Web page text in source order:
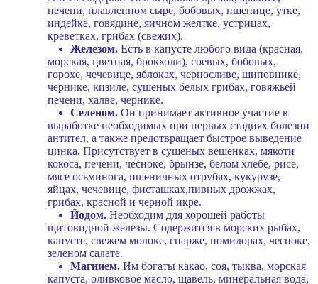
печени, плавленном сыре, бобовых, пшенице, утке,
индейке, говядине, яичном желтке, устрицах,
креветках, грибах (свежих).
Железом.Есть в капусте любого вида (красная,
морская, цветная, брокколи), соевых, бобовых,
горохе, чечевице, яблоках, черносливе, шиповнике,
чернике, кизиле, сушеных белых грибах, говяжьей
печени, халве, чернике.
Селеном.Он принимает активное участие в
выработке необходимых при первых стадиях болезни
антител, а также предотвращает быстрое выведение
цинка. Присутствует в сушеных вешенках, мякоти
кокоса, печени, чесноке, брынзе, белом хлебе, рисе,
мясе осьминога, пшеничных отрубях, кукурузе,
яйцах, чечевице, фисташках,пивных дрожжах,
грибах, красной и черной икре.
Йодом.Необходим для хорошей работы
щитовидной железы. Содержится в морских рыбах,
капусте, свежем молоке, спарже, помидорах, чесноке,
зеленом салате.
Магнием.Им богаты какао, соя, тыква, морская
капуста, оливковое масло, щавель, минеральная вода,